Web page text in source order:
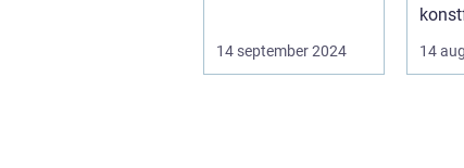
14 september 2024 14